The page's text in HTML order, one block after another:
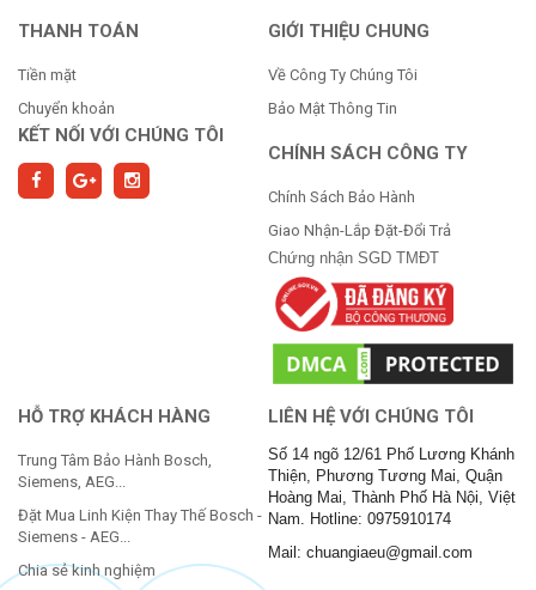
THANH TOÁN
Tiền mặt
Chuyển khoản
KẾT NỐI VỚI CHÚNG TÔI
GIỚI THIỆU CHUNG
Về Công Ty Chúng Tôi
Bảo Mật Thông Tin
CHÍNH SÁCH CÔNG TY
Chính Sách Bảo Hành
Giao Nhận-Lắp Đặt-Đổi Trả
Chứng nhận SGD TMĐT
HỖ TRỢ KHÁCH HÀNG
Trung Tâm Bảo Hành Bosch,
Siemens, AEG...
Đặt Mua Linh Kiện Thay Thế Bosch -
Siemens - AEG...
Chia sẻ kinh nghiệm
LIÊN HỆ VỚI CHÚNG TÔI
Số 14 ngõ 12/61 Phố Lương Khánh
Thiện, Phương Tương Mai, Quận
Hoàng Mai, Thành Phố Hà Nội, Việt
Nam. Hotline: 0975910174
Mail: chuangiaeu@gmail.com